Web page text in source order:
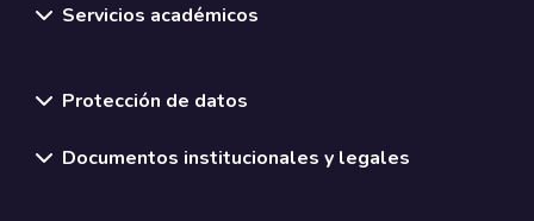
Servicios académicos
Protección de datos
Documentos institucionales y legales